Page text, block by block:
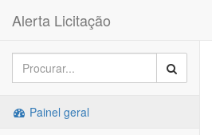
Alerta Licitação
Painel geral